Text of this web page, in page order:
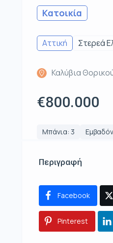
Κατοικία
Αττική Στερεά
Καλύβια
€800.000
Μπάνια: 3
Περιγραφή
Facebook
Pinterest